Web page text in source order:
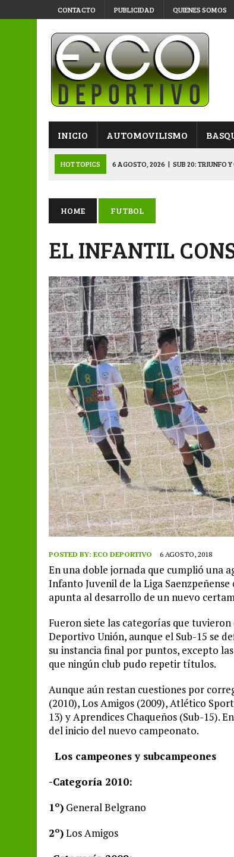
CONTACTO PUBLICIDAD QUIENES SOMOS
INICIO AUTOMOVILISMO
HOT TOPICS 6 AGOSTO, 2026 | SUB 20: TRIUNFO
5 AGOSTO, 2026 | NAPENAY-BELGRANO Y
6 AGOSTO, 2026 | APERTURA: ARSENAL, EN DOBLE
HOME FUTBOL
EL INFANTIL
POSTED BY: ECO DEPORTIVO 6 AGOSTO, 2018
En una doble jornada que cumplió una
Infanto Juvenil de la Liga
apunta al desarrollo de un nuevo
Fueron siete las categorías que
Deportivo Unión, aunque el Sub-15 se
su instancia final por puntos, excepto
que ningún club pudo repetir títulos.
Aunque aún restan cuestiones por
(2010), Los Amigos (2009), Atlético
13) y Aprendices Chaqueños (Sub-15).
del inicio del nuevo campeonato.
Los campeones y subcampeones
-Categoría 2010:
1º) General Belgrano
2º)Los Amigos